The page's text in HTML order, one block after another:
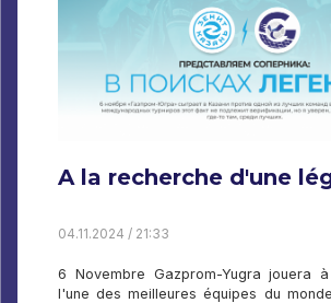
A la recherche d'une
04.11.2024 / 21:33
6 Novembre Gazprom-Yugra jouera
l'une des meilleures équipes du